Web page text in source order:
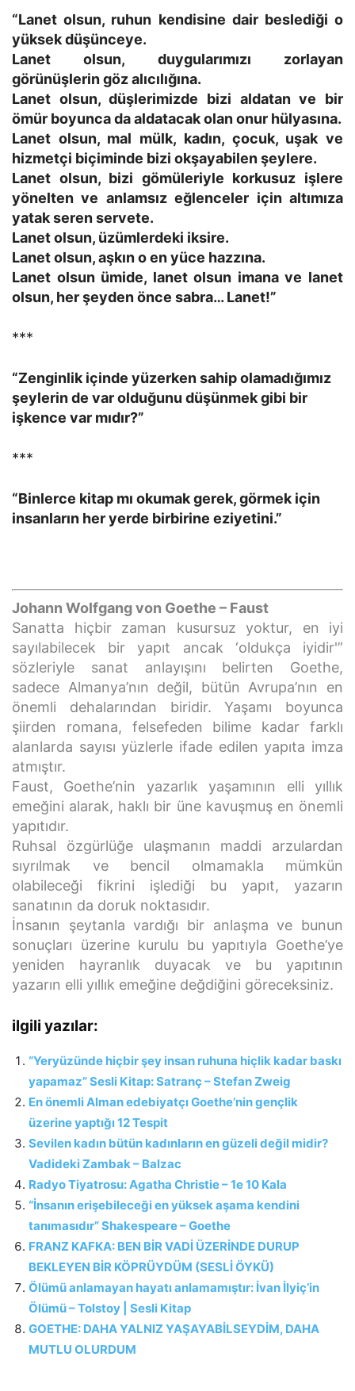
“Lanet olsun, ruhun kendisine dair beslediği o
yüksek düşünceye.
Lanet olsun, duygularımızı zorlayan
görünüşlerin göz alıcılığına.
Lanet olsun, düşlerimizde bizi aldatan ve bir
ömür boyunca da aldatacak olan onur hülyasına.
Lanet olsun, mal mülk, kadın, çocuk, uşak ve
hizmetçi biçiminde bizi okşayabilen şeylere.
Lanet olsun, bizi gömüleriyle korkusuz işlere
yönelten ve anlamsız eğlenceler için altımıza
yatak seren servete.
Lanet olsun, üzümlerdeki iksire.
Lanet olsun, aşkın o en yüce hazzına.
Lanet olsun ümide, lanet olsun imana ve lanet
olsun, her şeyden önce sabra… Lanet!”
***
“Zenginlik içinde yüzerken sahip olamadığımız
şeylerin de var olduğunu düşünmek gibi bir
işkence var mıdır?”
***
“Binlerce kitap mı okumak gerek, görmek için
insanların her yerde birbirine eziyetini.”
Johann Wolfgang von Goethe – Faust
Sanatta hiçbir zaman kusursuz yoktur, en iyi
sayılabilecek bir yapıt ancak ‘oldukça iyidir'”
sözleriyle sanat anlayışını belirten Goethe,
sadece Almanya’nın değil, bütün Avrupa’nın en
önemli dehalarından biridir. Yaşamı boyunca
şiirden romana, felsefeden bilime kadar farklı
alanlarda sayısı yüzlerle ifade edilen yapıta imza
atmıştır.
Faust, Goethe’nin yazarlık yaşamının elli yıllık
emeğini alarak, haklı bir üne kavuşmuş en önemli
yapıtıdır.
Ruhsal özgürlüğe ulaşmanın maddi arzulardan
sıyrılmak ve bencil olmamakla mümkün
olabileceği fikrini işlediği bu yapıt, yazarın
sanatının da doruk noktasıdır.
İnsanın şeytanla vardığı bir anlaşma ve bunun
sonuçları üzerine kurulu bu yapıtıyla Goethe’ye
yeniden hayranlık duyacak ve bu yapıtının
yazarın elli yıllık emeğine değdiğini göreceksiniz.
ilgili yazılar:
“Yeryüzünde hiçbir şey insan ruhuna hiçlik kadar baskı
yapamaz” Sesli Kitap: Satranç – Stefan Zweig
En önemli Alman edebiyatçı Goethe’nin gençlik
üzerine yaptığı 12 Tespit
Sevilen kadın bütün kadınların en güzeli değil midir?
Vadideki Zambak – Balzac
Radyo Tiyatrosu: Agatha Christie – 1e 10 Kala
“İnsanın erişebileceği en yüksek aşama kendini
tanımasıdır” Shakespeare – Goethe
FRANZ KAFKA: BEN BİR VADİ ÜZERİNDE DURUP
BEKLEYEN BİR KÖPRÜYDÜM (SESLİ ÖYKÜ)
Ölümü anlamayan hayatı anlamamıştır: İvan İlyiç’in
Ölümü – Tolstoy | Sesli Kitap
GOETHE: DAHA YALNIZ YAŞAYABİLSEYDİM, DAHA
MUTLU OLURDUM